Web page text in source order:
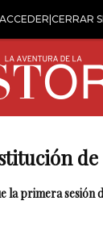
ACCEDER|CERRAR
de
la primera sesión